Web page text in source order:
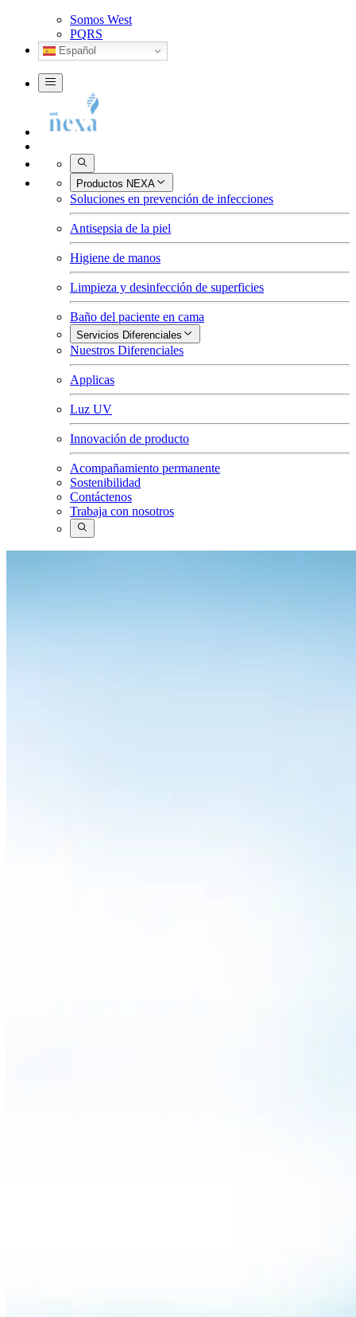
Somos West
PQRS
Español
Buscar
Productos NEXA
Soluciones en prevención de infecciones
Antisepsia de la piel
Higiene de manos
Limpieza y desinfección de superficies
Baño del paciente en cama
Servicios Diferenciales
Nuestros Diferenciales
Applicas
Luz UV
Innovación de producto
Acompañamiento permanente
Sostenibilidad
Contáctenos
Trabaja con nosotros
Buscar